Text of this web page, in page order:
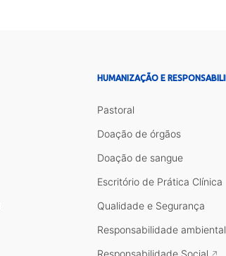
HUMANIZAÇÃO E
Pastoral
Doação de órgãos
Doação de sangue
Escritório de Prática Clínica
Qualidade e Segurança
Responsabilidade ambiental
Responsabilidade Social